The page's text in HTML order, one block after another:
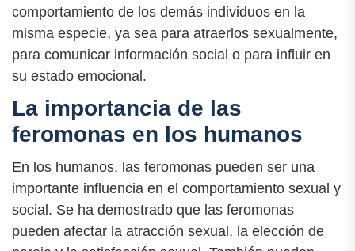
comportamiento de los demás individuos en la
misma especie, ya sea para atraerlos sexualmente,
para comunicar información social o para influir en
su estado emocional.
La importancia de las
feromonas en los humanos
En los humanos, las feromonas pueden ser una
importante influencia en el comportamiento sexual y
social. Se ha demostrado que las feromonas
pueden afectar la atracción sexual, la elección de